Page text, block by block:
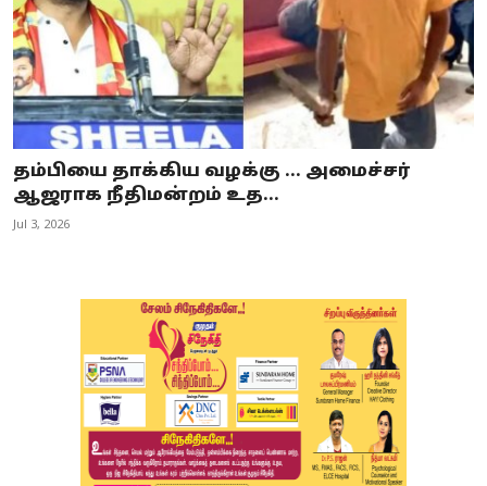
தம்பியை தாக்கிய வழக்கு ... அமைச்சர்
ஆஜராக நீதிமன்றம் உத...
Jul 3, 2026